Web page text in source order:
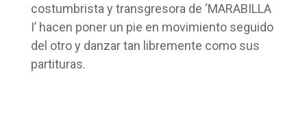
costumbrista y transgresora de ‘MARABILLA
I’ hacen poner un pie en movimiento seguido
del otro y danzar tan libremente como sus
partituras.